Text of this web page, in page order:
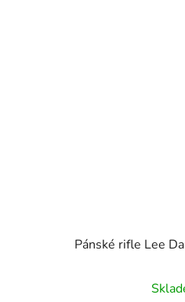
Pánské rifle Lee